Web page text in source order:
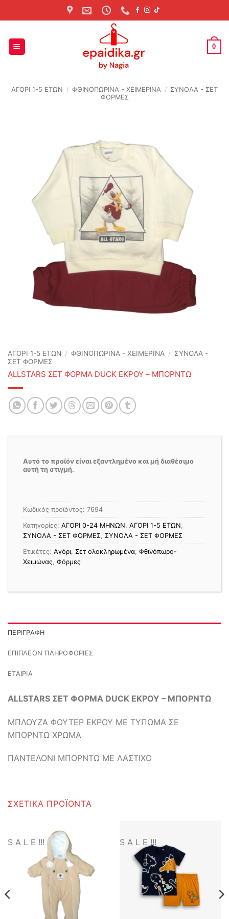
to
0
ΑΓΟΡΙ 1-5 ΕΤΩΝ / ΦΘΙΝΟΠΩΡΙΝΆ - ΧΕΙΜΕΡΙΝΆ / ΣΥΝΟΛΑ - ΣΕΤ
ΦΟΡΜΕΣ
ΑΓΟΡΙ 1-5 ΕΤΩΝ / ΦΘΙΝΟΠΩΡΙΝΆ - ΧΕΙΜΕΡΙΝΆ / ΣΥΝΟΛΑ -
ΣΕΤ ΦΟΡΜΕΣ
ALLSTARS ΣΕΤ ΦΟΡΜΑ DUCK ΕΚΡΟΥ – ΜΠΟΡΝΤΩ
Αυτό το προϊόν είναι εξαντλημένο και μή διαθέσιμο
αυτή τη στιγμή.
Κωδικός προϊόντος: 7694
Κατηγορίες: ΑΓΟΡΙ 0-24 MΗΝΩΝ ΑΓΟΡΙ 1-5 ΕΤΩΝ
ΣΥΝΟΛΑ - ΣΕΤ ΦΟΡΜΕΣ ΣΥΝΟΛΑ - ΣΕΤ ΦΟΡΜΕΣ
Ετικέτες: Αγόρι Σετ ολοκληρωμένα Φθινόπωρο-
Χειμώνας Φόρμες
ΠΕΡΙΓΡΑΦΉ
ΕΠΙΠΛΈΟΝ ΠΛΗΡΟΦΟΡΊΕΣ
ΕΤΑΙΡΊΑ
ALLSTARS ΣΕΤ ΦΟΡΜΑ DUCK ΕΚΡΟΥ – ΜΠΟΡΝΤΩ
ΜΠΛΟΥΖΑ ΦΟΥΤΕΡ ΕΚΡΟΥ ΜΕ ΤΥΠΩΜΑ ΣΕ
ΜΠΟΡΝΤΩ ΧΡΩΜΑ
ΠΑΝΤΕΛΟΝΙ ΜΠΟΡΝΤΩ ΜΕ ΛΑΣΤΙΧΟ
ΣΧΕΤΙΚΆ ΠΡΟΪΌΝΤΑ
S A L E !!! S A L E !!!